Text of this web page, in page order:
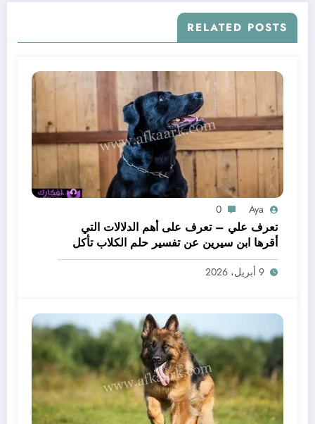
RELATED POSTS
Aya
0
تعرف علي – تعرف على أهم الدلالات التي
أقرها ابن سيرين عن تفسير حلم الكلاب تأكل
لحم – بالتفصيل
9 أبريل، 2026